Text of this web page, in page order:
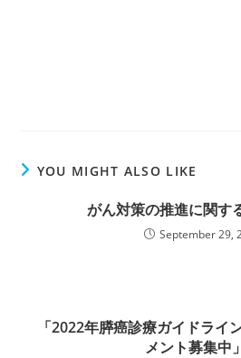
YOU MIGHT ALSO LIKE
がん対策の推進に関す
September 29,
「2022年膵癌診療ガイドライ
メント募集中